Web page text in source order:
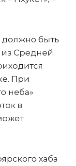
должно быть
из Средней
При
неба»
в
хаба